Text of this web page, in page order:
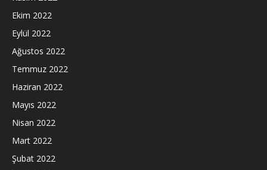
Ekim 2022
Eylül 2022
Ağustos 2022
Temmuz 2022
Haziran 2022
Mayıs 2022
Nisan 2022
Mart 2022
Şubat 2022